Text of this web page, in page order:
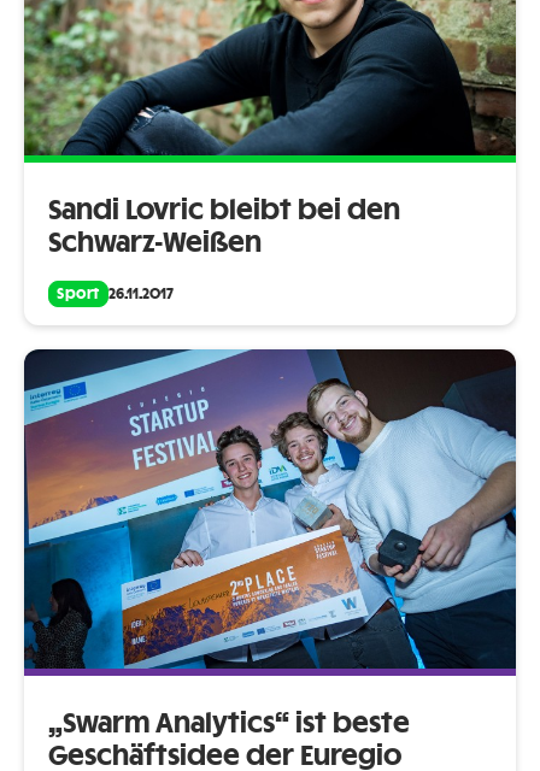
Sandi Lovric bleibt bei den
Schwarz-Weißen
Sport 26.11.2017
„Swarm Analytics“ ist beste
Geschäftsidee der Euregio